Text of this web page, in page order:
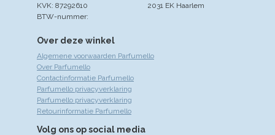
Over deze winkel
Algemene voorwaarden Parfumello
Over Parfumello
Contactinformatie Parfumello
Parfumello privacyverklaring
Parfumello privacyverklaring
Retourinformatie Parfumello
Volg ons op social media
2031 EK Haarlem
KVK: 87292610
BTW-nummer: